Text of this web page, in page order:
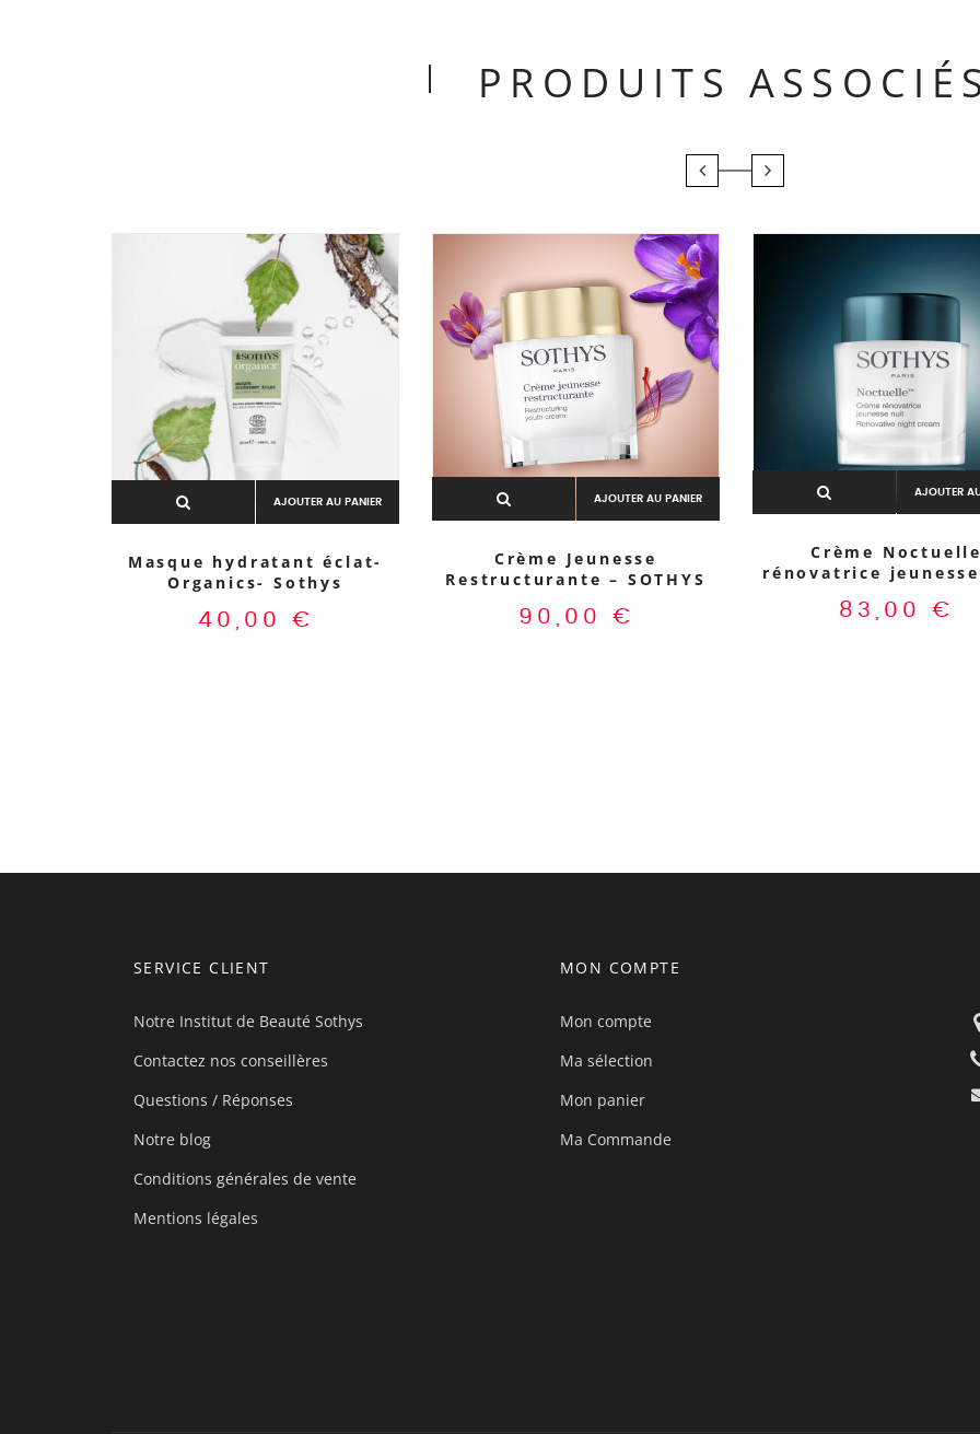
PRODUITS
AJOUTER AU PANIER
Masque hydratant éclat-
Organics- Sothys
40,00 €
AJOUTER AU PANIER
Crème Jeunesse
Restructurante – SOTHYS
90,00 €
AJOUTER
Crème
rénovatrice
83,00 €
SERVICE CLIENT
Notre Institut de Beauté Sothys
Contactez nos conseillères
Questions / Réponses
Notre blog
Conditions générales de vente
Mentions légales
MON COMPTE
Mon compte
Ma sélection
Mon panier
Ma Commande